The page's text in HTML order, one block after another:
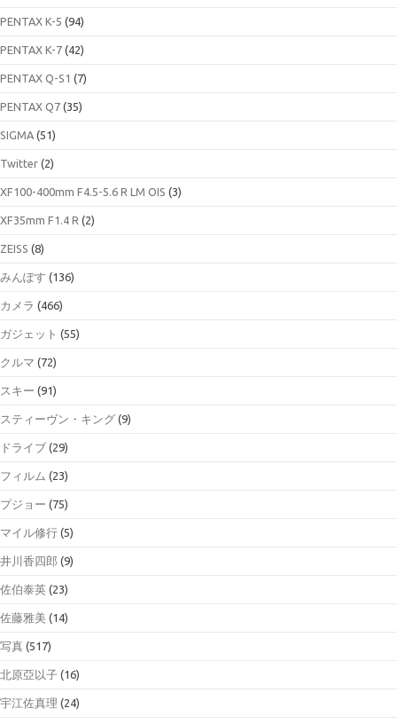
PENTAX K-5 (94)
PENTAX K-7 (42)
PENTAX Q-S1 (7)
PENTAX Q7 (35)
SIGMA (51)
Twitter (2)
XF100-400mm F4.5-5.6 R LM OIS (3)
XF35mm F1.4 R (2)
ZEISS (8)
みんぽす (136)
カメラ (466)
ガジェット (55)
クルマ (72)
スキー (91)
スティーヴン・キング (9)
ドライブ (29)
フィルム (23)
プジョー (75)
マイル修行 (5)
井川香四郎 (9)
佐伯泰英 (23)
佐藤雅美 (14)
写真 (517)
北原亞以子 (16)
宇江佐真理 (24)